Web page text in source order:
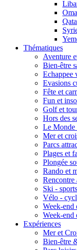
Thématiques
Aventure
Bien-être
Echappee
Evasions
Fête et
Fun et
Golf et
Hors des
Le Monde
Mer et
Parcs
Plages et
Plongée
Rando et
Rencontre
Ski -
Vélo -
Week-end
Week-end
Expériences
Mer et
Bien-être